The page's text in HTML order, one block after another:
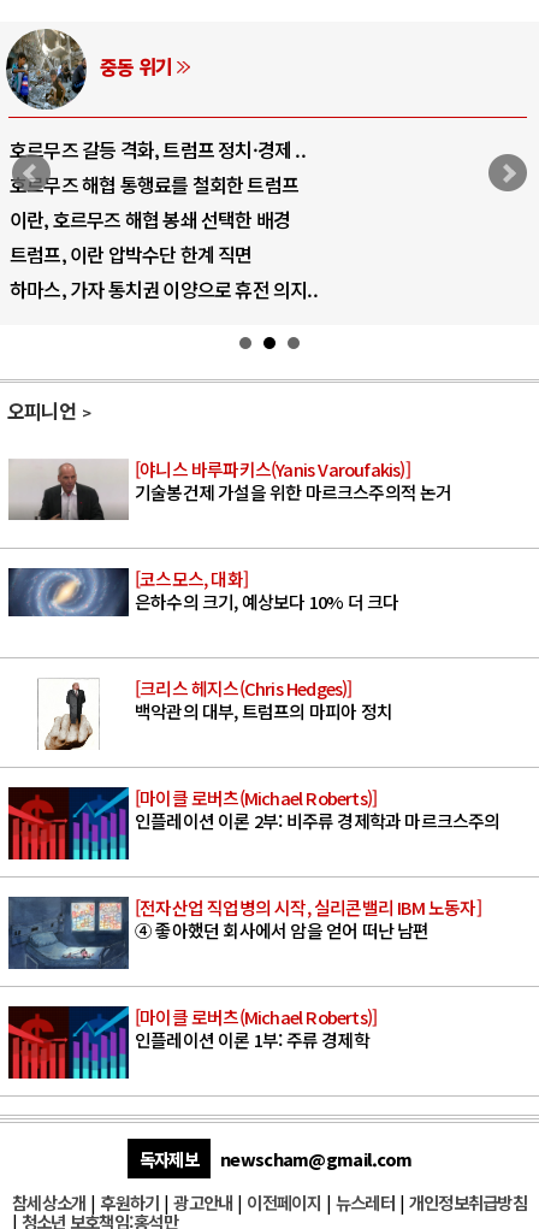
중동 위기
호르무즈 갈등 격화, 트럼프 정치·경제 ..
호르무즈 해협 통행료를 철회한 트럼프
이란, 호르무즈 해협 봉쇄 선택한 배경
트럼프, 이란 압박수단 한계 직면
하마스, 가자 통치권 이양으로 휴전 의지..
오피니언
[야니스 바루파키스(Yanis Varoufakis)]
기술봉건제 가설을 위한 마르크스주의적 논거
[코스모스, 대화]
은하수의 크기, 예상보다 10% 더 크다
[크리스 헤지스(Chris Hedges)]
백악관의 대부, 트럼프의 마피아 정치
[마이클 로버츠(Michael Roberts)]
인플레이션 이론 2부: 비주류 경제학과 마르크스주의
[전자산업 직업병의 시작, 실리콘밸리 IBM 노동자]
④ 좋아했던 회사에서 암을 얻어 떠난 남편
[마이클 로버츠(Michael Roberts)]
인플레이션 이론 1부: 주류 경제학
독자제보
newscham@gmail.com
참세상소개 | 후원하기 |광고안내 | 이전페이지 | 뉴스레터| 개인정보취급방침
| 청소년 보호책임:홍석만